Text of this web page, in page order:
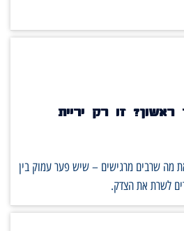
ראשון? זו רק יריית
מה שרבים מרגישים – שיש פער עמוק בין
לשרת את הצדק.